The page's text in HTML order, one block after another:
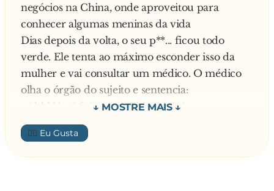
negócios na China, onde aproveitou para
conhecer algumas meninas da vida
Dias depois da volta, o seu p**... ficou todo
verde. Ele tenta ao máximo esconder isso da
mulher e vai consultar um médico. O médico
olha o órgão do sujeito e sentencia:
- AhhhVocê foi para a China! Não?
- É verdade. – respondeu o homem.
Continuar o médico:
- E conheceu umas miúdas da vida, certo?!
👍🏼